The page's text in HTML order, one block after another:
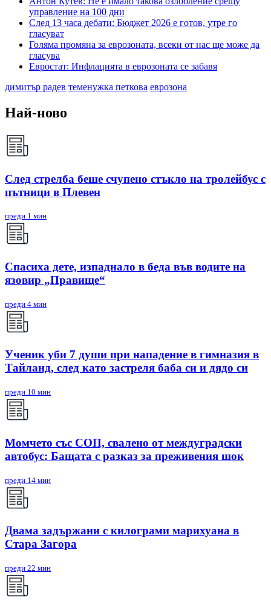
управление на 100 дни
След 13 часа дебати: Бюджет 2026 е готов, утре го
гласуват
Голяма промяна за еврозоната, всеки от нас ще може да
гласува
Евростат: Инфлацията в еврозоната се забавя
димитър радев теменужка петкова еврозона
Най-ново
След стрелба беше счупено стъкло на тролейбус с
пътници в Плевен
преди 1 мин
Спасиха дете, изпаднало в беда във водите на
язовир „Правище“
преди 4 мин
Ученик уби 7 души при нападение в гимназия в
Тайланд, след като застреля баба си и дядо си
преди 10 мин
Mомчето със СОП, свалено от междуградски
автобус: Бащата с разказ за преживения шок
преди 14 мин
Двама задържани с килограми марихуана в
Стара Загора
преди 22 мин